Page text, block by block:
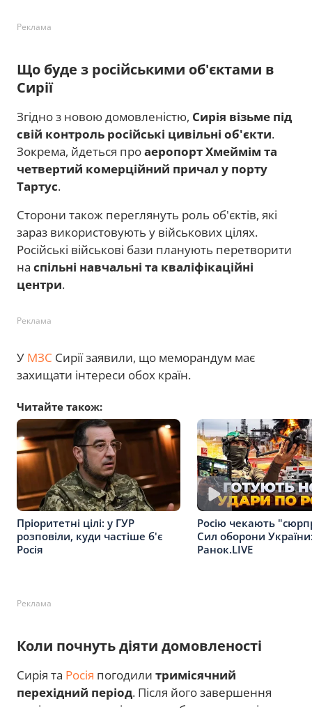
Реклама
Що буде з російськими об'єктами в
Сирії
Згідно з новою домовленістю, Сирія візьме під
свій контроль російські цивільні об'єкти.
Зокрема, йдеться проаеропорт Хмеймім та
четвертий комерційний причал у порту
Тартус.
Сторони також переглянуть роль об'єктів, які
зараз використовують у військових цілях.
Російські військові бази планують перетворити
на спільні навчальні та кваліфікаційні
центри.
Реклама
У МЗС Сирії заявили, що меморандум має
захищати інтереси обох країн.
Читайте також:
Пріоритетні цілі: у ГУР
розповіли, куди частіше б'є
Росія
Росію чекають
Сил оборони
Ранок.LIVE
Реклама
Коли почнуть діяти домовленості
Сирія та Росія погодили тримісячний
перехідний період. Після його завершення